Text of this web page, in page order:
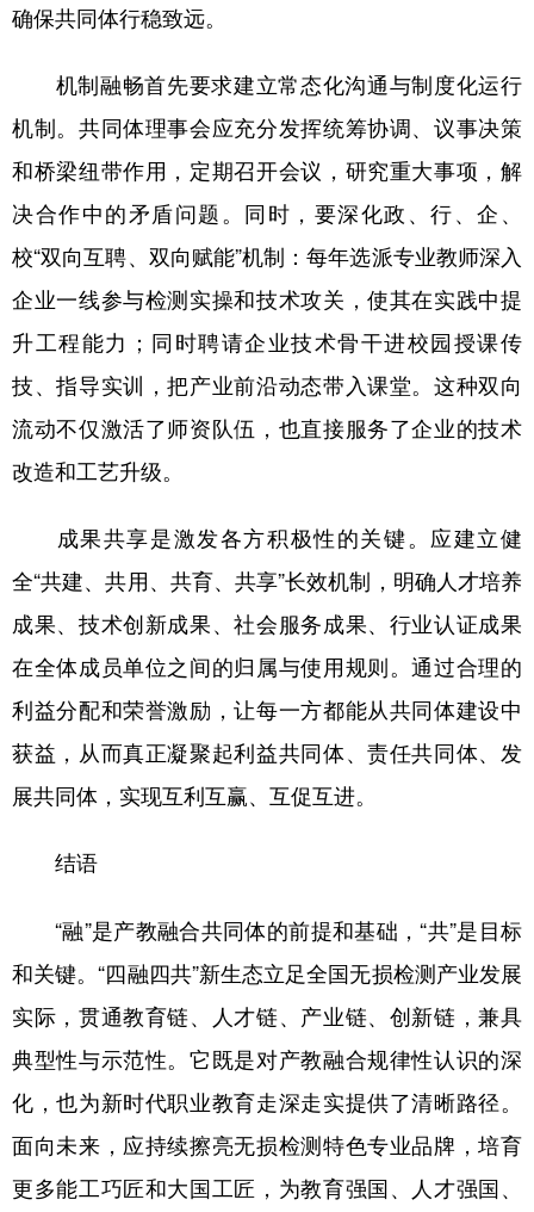
确保共同体行稳致远。
机制融畅首先要求建立常态化沟通与制度化运行
机制。共同体理事会应充分发挥统筹协调、议事决策
和桥梁纽带作用，定期召开会议，研究重大事项，解
决合作中的矛盾问题。同时，要深化政、行、企、
校“双向互聘、双向赋能”机制：每年选派专业教师深入
企业一线参与检测实操和技术攻关，使其在实践中提
升工程能力；同时聘请企业技术骨干进校园授课传
技、指导实训，把产业前沿动态带入课堂。这种双向
流动不仅激活了师资队伍，也直接服务了企业的技术
改造和工艺升级。
成果共享是激发各方积极性的关键。应建立健
全“共建、共用、共育、共享”长效机制，明确人才培养
成果、技术创新成果、社会服务成果、行业认证成果
在全体成员单位之间的归属与使用规则。通过合理的
利益分配和荣誉激励，让每一方都能从共同体建设中
获益，从而真正凝聚起利益共同体、责任共同体、发
展共同体，实现互利互赢、互促互进。
结语
“融”是产教融合共同体的前提和基础，“共”是目标
和关键。“四融四共”新生态立足全国无损检测产业发展
实际，贯通教育链、人才链、产业链、创新链，兼具
典型性与示范性。它既是对产教融合规律性认识的深
化，也为新时代职业教育走深走实提供了清晰路径。
面向未来，应持续擦亮无损检测特色专业品牌，培育
更多能工巧匠和大国工匠，为教育强国、人才强国、